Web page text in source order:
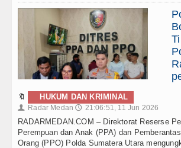
🔖 HUKUM DAN KRIMINAL
👤 Radar Medan 🕔 21:06:51, 11 Jun 2026
RADARMEDAN.COM – Direktorat Reserse
Perempuan dan Anak (PPA) dan
Orang (PPO) Polda Sumatera Utara